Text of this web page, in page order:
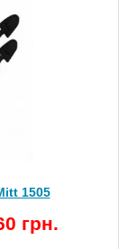
1505
грн.